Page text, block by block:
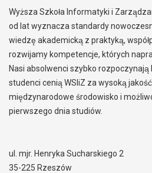
Wyższa Szkoła Informatyki i
od lat wyznacza standardy
wiedzę akademicką z praktyką,
rozwijamy kompetencje, których
Nasi absolwenci szybko
studenci cenią WSIiZ za wysoką
międzynarodowe środowisko i
pierwszego dnia studiów.
ul. mjr. Henryka Sucharskiego 2
35-225 Rzeszów